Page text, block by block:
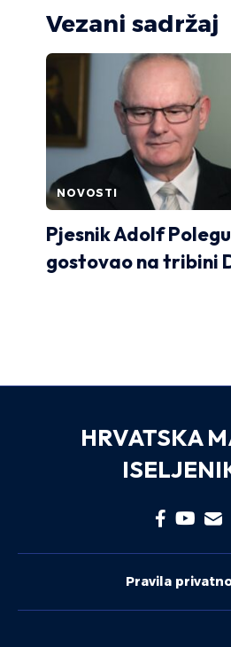
Vezani sadržaj
NOVOSTI
Pjesnik Adolf
gostovao na tribini
HRVATSKA
Pravila